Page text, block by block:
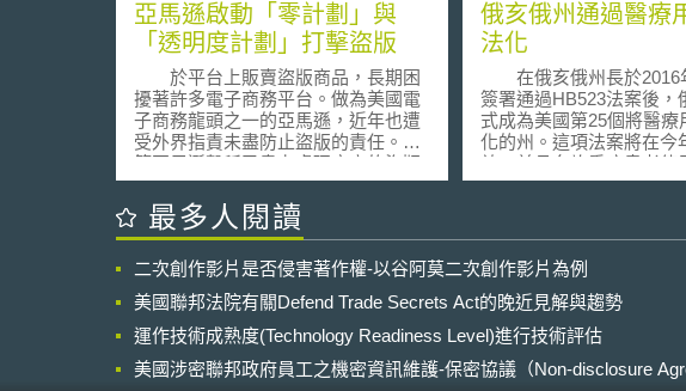
亞馬遜啟動「零計劃」與
「透明度計劃」打擊盜版
於平台上販賣盜版商品，長期困
擾著許多電子商務平台。做為美國電
子商務龍頭之一的亞馬遜，近年也遭
受外界指責未盡防止盜版的責任。儘
管亞馬遜聲稱已盡力處理廠商的盜版
申訴，但外界對於亞馬遜怠於處理甚
至靠盜版牟利的譴責，卻未見停歇。
為解決盜版猖獗的問題，亞馬遜
(Project Zero)為名的免費品牌服務，
這項計畫包含了幾個項目，其一是透
過機器學習掃描平台中可能的仿冒商
品，並依據廠商提供的品牌資料主動
移除可疑的盜版項目；其二，提供廠
商自行移除仿冒商品的工具，廠商無
俄亥俄州通過醫療
法化
在俄亥俄州長於2016
簽署通過HB523法案後，
式成為美國第25個將醫療
化的州。這項法案將在今
效，並且允許重症患者使
療用大麻。 與原本在2015年11月
抽食。因此，與一般人想
荷蘭般的大麻合法化政策
當然，某種層面上來說
案對重症病患是一大福音
合法取得大麻，不再因為
被當成罪犯。但是俄亥俄
最多人閱讀
二次創作影片是否侵害著作權-以谷阿莫二次創作影片為例
美國聯邦法院有關Defend Trade Secrets Act的晚近見解與趨勢
運作技術成熟度(Technology Readiness Level)進行技術評估
美國涉密聯邦政府員工之機密資訊維護-保密協議（Non-disclosure